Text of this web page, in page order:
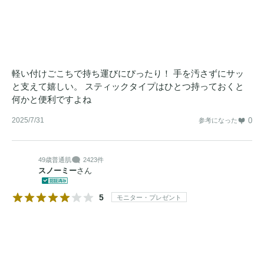
軽い付けごこちで持ち運びにぴったり！ 手を汚さずにサッ
と支えて嬉しい。 スティックタイプはひとつ持っておくと
何かと便利ですよね
2025/7/31 参考になった 0
49歳普通肌 2423件
スノーミーさん
5 モニター・プレゼント